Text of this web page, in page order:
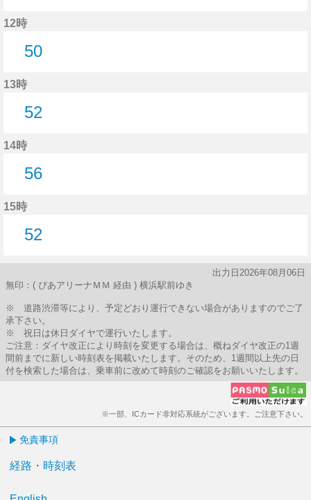
12時
50
13時
52
14時
56
15時
52
出力日2026年08月06日
無印：( ぴあアリーナＭＭ 経由 ) 横浜駅前ゆき
※ 道路渋滞等により、予定どおり運行できない場合がありますのでご了
承下さい。
※ 祝日は休日ダイヤで運行いたします。
ご注意：ダイヤ改正により時刻を変更する場合は、概ねダイヤ改正の1週
間前までに新しい時刻表を掲載いたします。そのため、1週間以上先の日
付を検索した場合は、乗車前に改めて時刻のご確認をお願いいたします。
※一部、ICカード非対応系統がございます。ご注意下さい。
免責事項
経路・時刻表